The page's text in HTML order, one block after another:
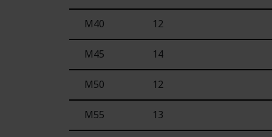
M40 12
M45 14
M50 12
M55 13